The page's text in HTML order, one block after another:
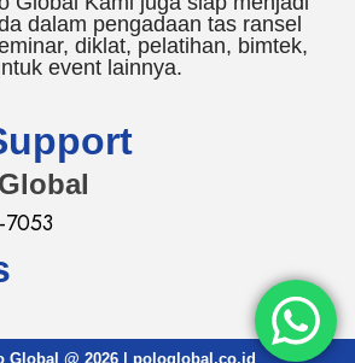
dalam pengadaan tas ransel
diklat, pelatihan, bimtek,
event lainnya.
Global @ 2026 | pologlobal.co.id